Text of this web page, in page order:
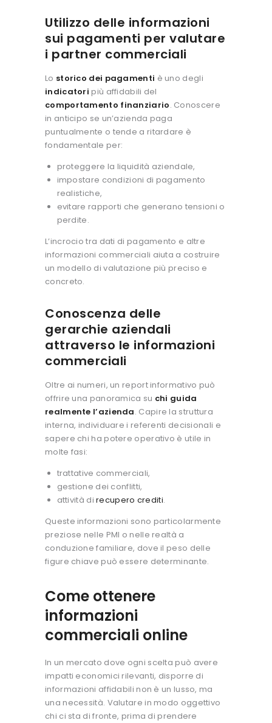
Utilizzo delle informazioni
sui pagamenti per valutare
i partner commerciali
Lo storico dei pagamenti è uno degli
indicatori più affidabili del
comportamento finanziario. Conoscere
in anticipo se un’azienda paga
puntualmente o tende a ritardare è
fondamentale per:
proteggere la liquidità aziendale,
impostare condizioni di pagamento
realistiche,
evitare rapporti che generano tensioni o
perdite.
L’incrocio tra dati di pagamento e altre
informazioni commerciali aiuta a costruire
un modello di valutazione più preciso e
concreto.
Conoscenza delle
gerarchie aziendali
attraverso le informazioni
commerciali
Oltre ai numeri, un report informativo può
offrire una panoramica su chi guida
realmente l’azienda. Capire la struttura
interna, individuare i referenti decisionali e
sapere chi ha potere operativo è utile in
molte fasi:
trattative commerciali,
gestione dei conflitti,
attività direcupero crediti.
Queste informazioni sono particolarmente
preziose nelle PMI o nelle realtà a
conduzione familiare, dove il peso delle
figure chiave può essere determinante.
Come ottenere
informazioni
commerciali online
In un mercato dove ogni scelta può avere
impatti economici rilevanti, disporre di
informazioni affidabili non è un lusso, ma
una necessità. Valutare in modo oggettivo
chi ci sta di fronte, prima di prendere